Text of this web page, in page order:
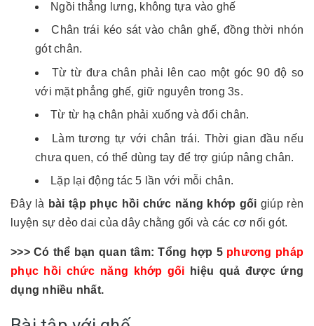
Ngồi thẳng lưng, không tựa vào ghế
Chân trái kéo sát vào chân ghế, đồng thời nhón
gót chân.
Từ từ đưa chân phải lên cao một góc 90 độ so
với mặt phẳng ghế, giữ nguyên trong 3s.
Từ từ hạ chân phải xuống và đổi chân.
Làm tương tự với chân trái. Thời gian đầu nếu
chưa quen, có thể dùng tay để trợ giúp nâng chân.
Lặp lại động tác 5 lần với mỗi chân.
Đây là bài tập phục hồi chức năng khớp gối giúp rèn
luyện sự dẻo dai của dây chằng gối và các cơ nối gót.
>>> Có thể bạn quan tâm: Tổng hợp 5 phương pháp
phục hồi chức năng khớp gối
hiệu quả được ứng
dụng nhiều nhất.